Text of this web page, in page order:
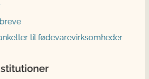
til fødevarevirksomheder